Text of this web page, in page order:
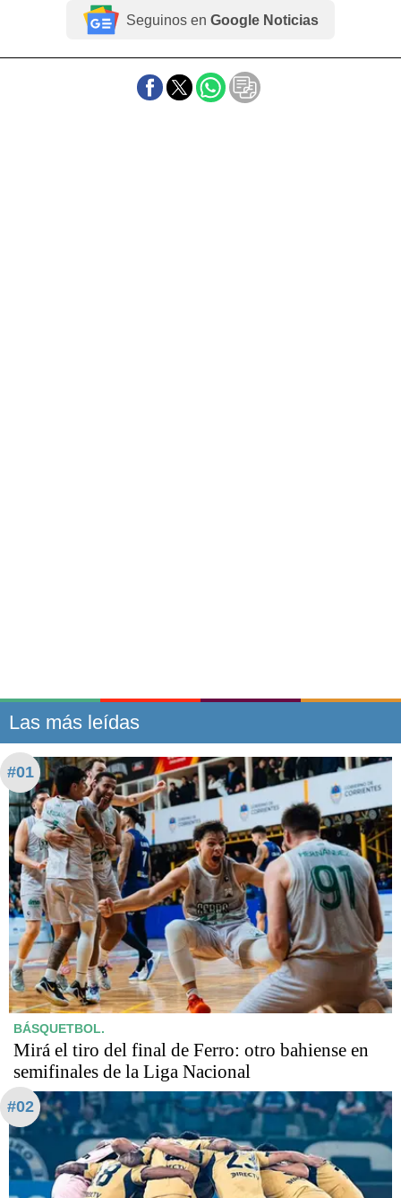
Seguinos en Google Noticias
Las más leídas
#01
BÁSQUETBOL.
Mirá el tiro del final de Ferro: otro bahiense en
semifinales de la Liga Nacional
#02